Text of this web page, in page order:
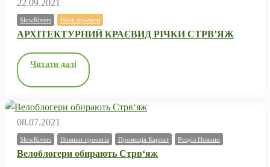
22.09.2021
SlowRivers Наші проекти
АРХІТЕКТУРНИЙ КРАЄВИД РІЧКИ СТРВ’ЯЖ
Читати далі
08.07.2021
SlowRivers Новини проектів Промоція Карпат Розділ Новини
Велоблогери обирають Стрв‘яж